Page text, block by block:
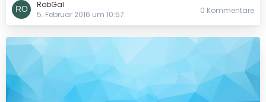
RobGal
5. Februar 2016 um 10:57
0 Kommentare